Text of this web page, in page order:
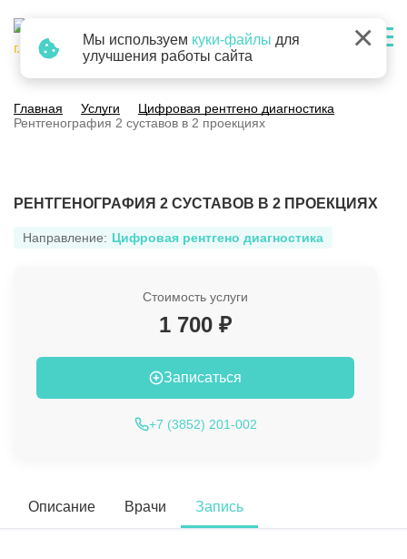
г. Барнаул
Главная Услуги
Цифровая рентгено диагностика
Рентгенография 2 суставов в 2 проекциях
РЕНТГЕНОГРАФИЯ 2 СУСТАВОВ В 2 ПРОЕКЦИЯХ
Направление: Цифровая рентгено диагностика
Стоимость услуги
1 700 ₽
Записаться
+7 (3852) 201-002
Описание Врачи Запись
Мы используем куки-файлы для
улучшения работы сайта
×